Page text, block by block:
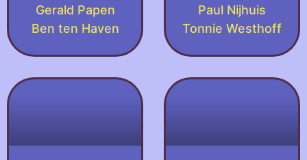
Gerald Papen
Ben ten Haven
Paul Nijhuis
Tonnie Westhoff